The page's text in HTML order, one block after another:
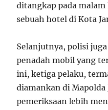
ditangkap pada
sebuah hotel di Kota
Selanjutnya, polisi
penadah mobil yang
ini, ketiga pelaku,
diamankan di
pemeriksaan lebih